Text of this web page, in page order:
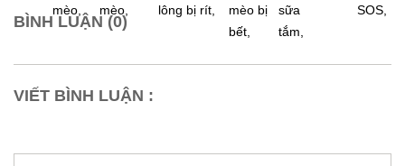
mèo,
mèo,
lông bị rít,
mèo bị
bết,
sữa
tắm,
SOS,
BÌNH LUẬN (0)
VIẾT BÌNH LUẬN :